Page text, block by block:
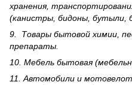
хранения,
(канистры, бидоны, бутыли,
9. Товары бытовой химии,
препараты.
10. Мебель бытовая
11. Автомобили и